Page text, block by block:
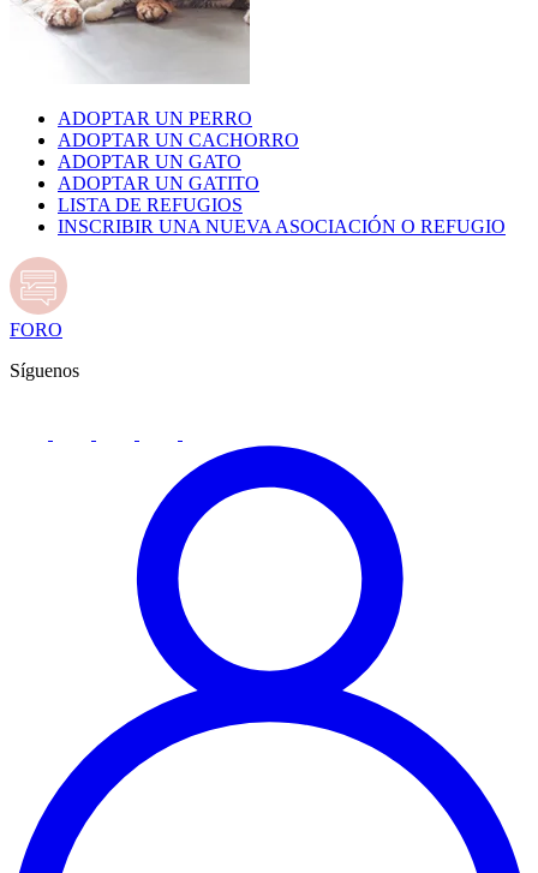
ADOPTAR UN PERRO
ADOPTAR UN CACHORRO
ADOPTAR UN GATO
ADOPTAR UN GATITO
LISTA DE REFUGIOS
INSCRIBIR UNA NUEVA ASOCIACIÓN O REFUGIO
FORO
Síguenos